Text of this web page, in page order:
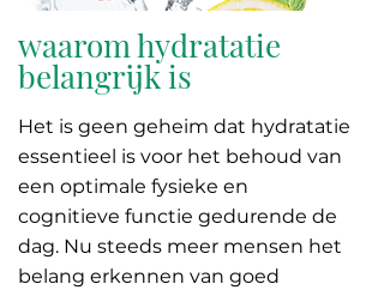
waarom hydratatie
belangrijk is
Het is geen geheim dat hydratatie
essentieel is voor het behoud van
een optimale fysieke en
cognitieve functie gedurende de
dag. Nu steeds meer mensen het
belang erkennen van goed